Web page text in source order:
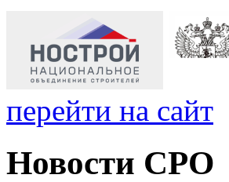
перейти на сайт
Новости СРО